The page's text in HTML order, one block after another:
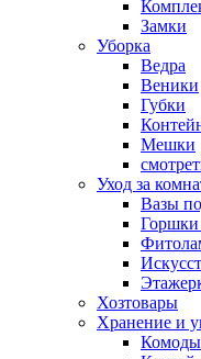
Замки
Уборка
Ведра
Веники
Губки
Мешки
Уход за
Вазы
Хозтовары
Хранение и
Комоды